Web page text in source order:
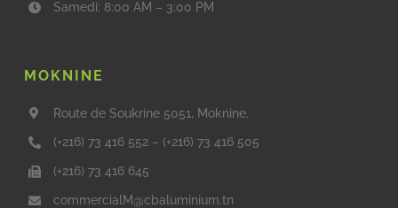
Samedi: 8:00 AM – 3:00 PM
MOKNINE
Route de Soukrine 5051, Moknine.
(+216) 73 416 552 – (+216) 73 416 505
(+216) 73 416 645
commercialM@cbaluminium.tn